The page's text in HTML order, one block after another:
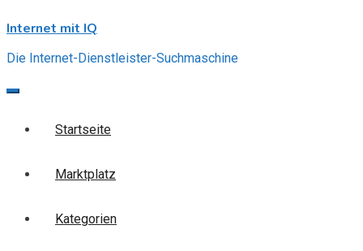
to
Internet mit IQ
Die Internet-Dienstleister-Suchmaschine
Startseite
Marktplatz
Kategorien